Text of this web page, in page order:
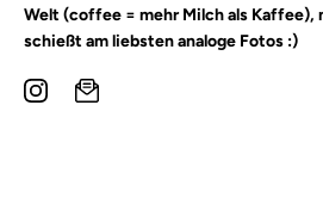
Welt (coffee = mehr Milch als Kaffee),
schießt am liebsten analoge Fotos :)